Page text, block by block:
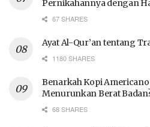
Pernikahannya dengan
67 SHARES
Ayat Al-Qur’an tentang
1180 SHARES
Benarkah Kopi
Menurunkan Berat
68 SHARES